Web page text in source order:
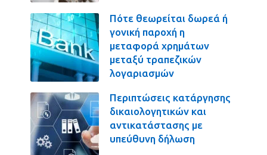
Πότε θεωρείται δωρεά ή
γονική παροχή η
μεταφορά χρημάτων
μεταξύ τραπεζικών
λογαριασμών
Περιπτώσεις κατάργησης
δικαιολογητικών και
αντικατάστασης με
υπεύθυνη δήλωση